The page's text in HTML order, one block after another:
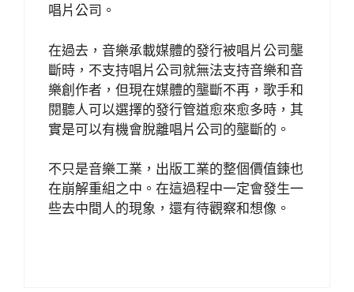
唱片公司。
在過去，音樂承載媒體的發行被唱片公司壟
斷時，不支持唱片公司就無法支持音樂和音
樂創作者，但現在媒體的壟斷不再，歌手和
閱聽人可以選擇的發行管道愈來愈多時，其
實是可以有機會脫離唱片公司的壟斷的。
不只是音樂工業，出版工業的整個價值鍊也
在崩解重組之中。在這過程中一定會發生一
些去中間人的現象，還有待觀察和想像。